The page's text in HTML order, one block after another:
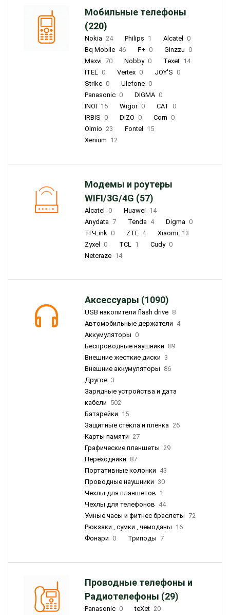
Мобильные телефоны
(220)
Nokia 24 Philips 1 Alcatel
0
Bq Mobile 46 F+ 0 Ginzzu 0
Maxvi 70 Nobby 0 Texet 14
ITEL 0 Vertex 0 JOY'S 0
Strike 0 Ulefone 0
Panasonic 0 DIGMA 0
INOI 15 Wigor 0 CAT 0
IRBIS 0 DIZO 0 Corn 0
Olmio 23 Fontel
15
Xenium 12
Модемы и роутеры
WIFI/3G/4G (57)
Alcatel 0 Huawei 14
Anydata 7 Tenda 4 Digma 0
TP-Link 0 ZTE 4 Xiaomi 13
Zyxel
0 TCL 1 Cudy 0
Netcraze 14
Аксессуары (1090)
USB накопители flash drive 8
Автомобильные держатели 4
Аккумуляторы 0
Беспроводные наушники 89
Внешние жесткие диски 3
Внешние аккумуляторы 86
Другое 3
Зарядные устройства и дата
кабели 502
Батарейки 15
Защитные стекла и пленка 26
Карты памяти 27
Графические планшеты 29
Переходники 87
Портативные колонки 43
Проводные наушники 30
Чехлы для планшетов 1
Чехлы для телефонов 44
Умные часы и фитнес браслеты 72
Рюкзаки , сумки , чемоданы 16
Фонари 0 Триподы 7
Проводные телефоны и
Радиотелефоны (29)
Panasonic 0 teXet 20